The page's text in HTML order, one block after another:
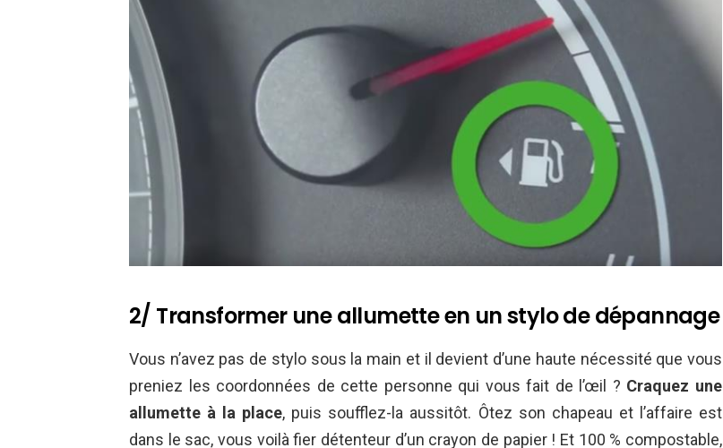
2/ Transformer une allumette en un stylo de dépannage
Vous n’avez pas de stylo sous la main et il devient d’une haute nécessité que vous
preniez les coordonnées de cette personne qui vous fait de l’œil ? Craquez une
allumette à la place, puis soufflez-la aussitôt. Ôtez son chapeau et l’affaire est
dans le sac, vous voilà fier détenteur d’un crayon de papier ! Et 100 % compostable,